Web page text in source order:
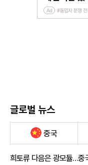
글로벌 뉴스
중국
희토류 다음은 광모듈…중